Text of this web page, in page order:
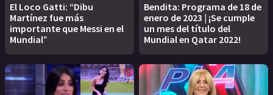
El Loco Gatti: “Dibu
Martínez fue más
importante que Messi en el
Mundial”
Bendita: Programa de 18 de
enero de 2023 | ¡Se cumple
un mes del título del
Mundial en Qatar 2022!